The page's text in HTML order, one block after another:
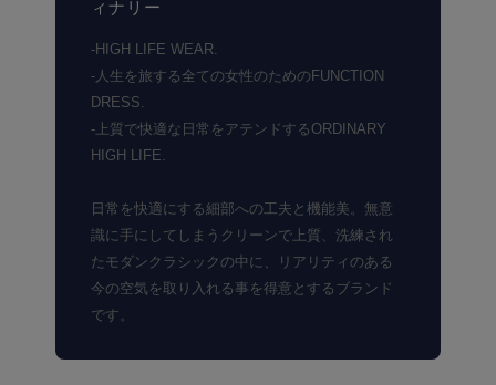
ィナリー
-HIGH LIFE WEAR.
-人生を旅する全ての女性のためのFUNCTION
DRESS.
-上質で快適な日常をアテンドするORDINARY
HIGH LIFE.
日常を快適にする細部への工夫と機能美。無意
識に手にしてしまうクリーンで上質、洗練され
たモダンクラシックの中に、リアリティのある
今の空気を取り入れる事を得意とするブランド
です。